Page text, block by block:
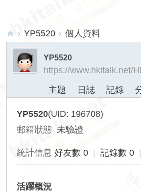
hk
lk.
› YP5520 › 個人資料
YP5520
https://www.hkitalk.net/
主題
日誌 記錄
YP5520(UID: 196708)
郵箱狀態 未驗證
統計信息 好友數 0 記錄數 0
活躍概況